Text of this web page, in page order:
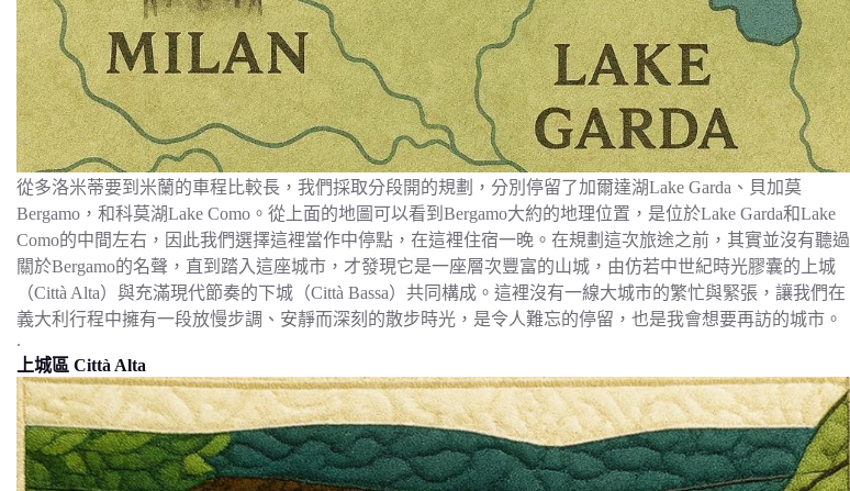
從多洛米蒂要到米蘭的車程比較長，我們採取分段開的規劃，分別停留了加爾達湖Lake Garda、貝加莫
Bergamo，和科莫湖Lake Como。從上面的地圖可以看到Bergamo大約的地理位置，是位於Lake Garda和Lake
Como的中間左右，因此我們選擇這裡當作中停點，在這裡住宿一晚。在規劃這次旅途之前，其實並沒有聽過
關於Bergamo的名聲，直到踏入這座城市，才發現它是一座層次豐富的山城，由仿若中世紀時光膠囊的上城
（Città Alta）與充滿現代節奏的下城（Città Bassa）共同構成。這裡沒有一線大城市的繁忙與緊張，讓我們在
義大利行程中擁有一段放慢步調、安靜而深刻的散步時光，是令人難忘的停留，也是我會想要再訪的城市。
.
上城區 Città Alta